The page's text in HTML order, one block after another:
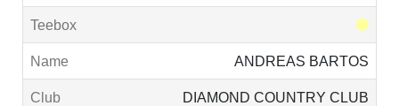
ANDREAS BARTOS
DIAMOND COUNTRY CLUB